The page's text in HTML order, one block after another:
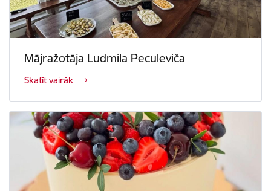
Mājražotāja Ludmila Peculeviča
Skatīt vairāk